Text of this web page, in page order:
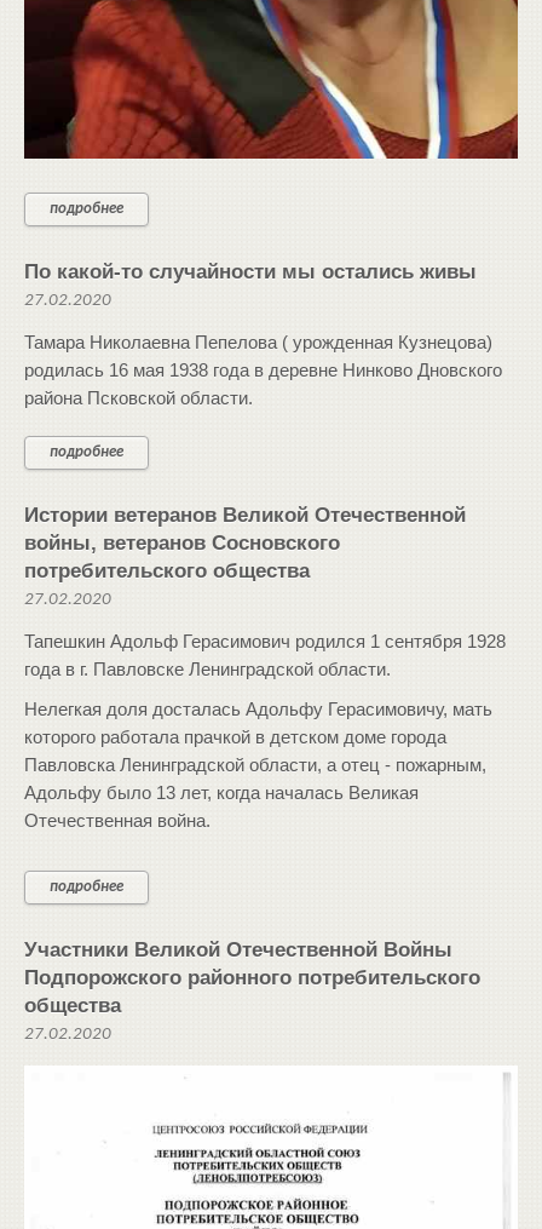
подробнее
По какой-то случайности мы остались живы
27.02.2020
Тамара Николаевна Пепелова ( урожденная Кузнецова)
родилась 16 мая 1938 года в деревне Нинково Дновского
района Псковской области.
подробнее
Истории ветеранов Великой Отечественной
войны, ветеранов Сосновского
потребительского общества
27.02.2020
Тапешкин Адольф Герасимович родился 1 сентября 1928
года в г. Павловске Ленинградской области.
Нелегкая доля досталась Адольфу Герасимовичу, мать
которого работала прачкой в детском доме города
Павловска Ленинградской области, а отец - пожарным,
Адольфу было 13 лет, когда началась Великая
Отечественная война.
подробнее
Участники Великой Отечественной Войны
Подпорожского районного потребительского
общества
27.02.2020